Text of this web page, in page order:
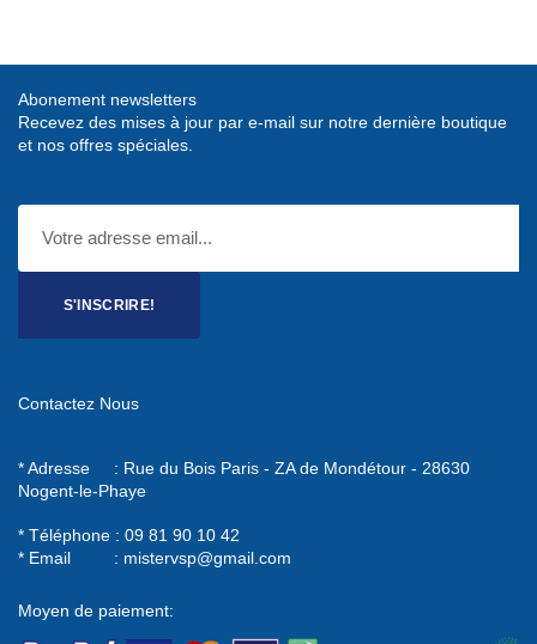
D'HUILE
ADAPTABLE
DISTRIBUTION
Abonement newsletters
Recevez des mises à jour par e-mail sur notre dernière boutique
et nos offres spéciales.
S'INSCRIRE!
Contactez Nous
* Adresse : Rue du Bois Paris - ZA de Mondétour - 28630
Nogent-le-Phaye
* Téléphone : 09 81 90 10 42
* Email : mistervsp@gmail.com
Moyen de paiement: